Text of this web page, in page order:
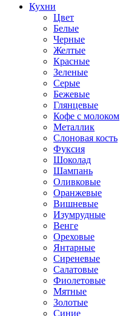
Кухни
Цвет
Белые
Черные
Желтые
Красные
Зеленые
Серые
Бежевые
Глянцевые
Кофе с молоком
Металлик
Слоновая кость
Фуксия
Шоколад
Шампань
Оливковые
Оранжевые
Вишневые
Изумрудные
Венге
Ореховые
Янтарные
Сиреневые
Салатовые
Фиолетовые
Мятные
Золотые
Синие